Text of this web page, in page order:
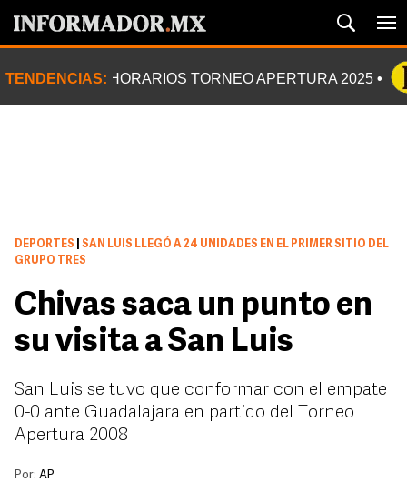
TENDENCIAS: HORARIOS TORNEO APERTURA 2025
DEPORTES
SAN LUIS LLEGÓ A 24 UNIDADES EN EL PRIMER SITIO DEL
GRUPO TRES
Chivas saca un punto en
su visita a San Luis
San Luis se tuvo que conformar con el empate
0-0 ante Guadalajara en partido del Torneo
Apertura 2008
Por: AP